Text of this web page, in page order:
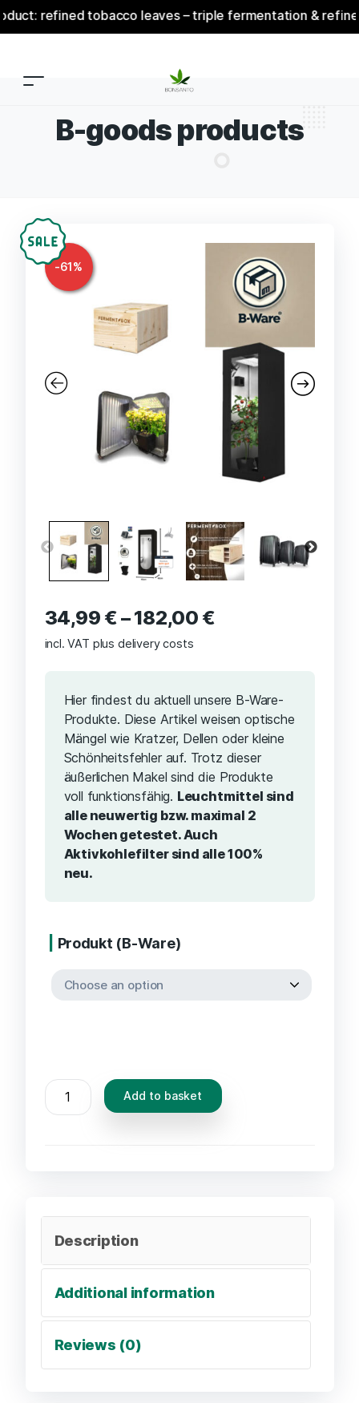
refined tobacco leaves – triple fermentation & refinement
B-goods products
-61%
34,99 €–182,00 €
incl. VAT plus delivery costs
Hier findest du aktuell unsere B-Ware-
Produkte. Diese Artikel weisen optische
Mängel wie Kratzer, Dellen oder kleine
Schönheitsfehler auf. Trotz dieser
äußerlichen Makel sind die Produkte
voll funktionsfähig. Leuchtmittel sind
alle neuwertig bzw. maximal 2
Wochen getestet. Auch
Aktivkohlefilter sind alle 100%
neu.
Produkt (B-Ware)
Add to basket
Description
Additional information
Reviews (0)